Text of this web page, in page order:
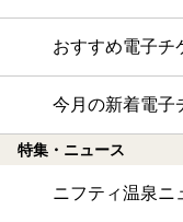
おすすめ電子チ
今月の新着電子
特集・ニュース
ニフティ温泉ニ